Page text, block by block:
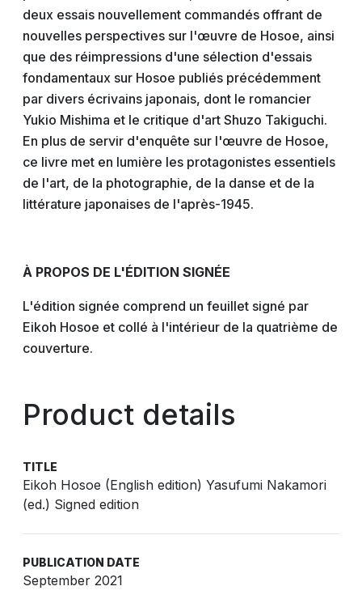
deux essais nouvellement commandés offrant de
nouvelles perspectives sur l'œuvre de Hosoe, ainsi
que des réimpressions d'une sélection d'essais
fondamentaux sur Hosoe publiés précédemment
par divers écrivains japonais, dont le romancier
Yukio Mishima et le critique d'art Shuzo Takiguchi.
En plus de servir d'enquête sur l'œuvre de Hosoe,
ce livre met en lumière les protagonistes essentiels
de l'art, de la photographie, de la danse et de la
littérature japonaises de l'après-1945.
À PROPOS DE L'ÉDITION SIGNÉE
L'édition signée comprend un feuillet signé par
Eikoh Hosoe et collé à l'intérieur de la quatrième de
couverture.
Product details
TITLE
Eikoh Hosoe (English edition) Yasufumi Nakamori
(ed.) Signed edition
PUBLICATION DATE
September 2021